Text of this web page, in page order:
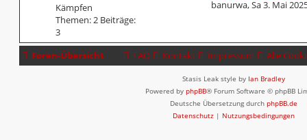
Kämpfen
Themen:2 Beiträge:
3
t
e
r
B
e
i
t
r
banurwa,Sa 3. Mai
Foren-Übersicht Alle
Impressum
Kontakt
FAQ
Stasis Leak style by Ian Bradley
Powered by phpBB® Forum Software © phpBB
Deutsche Übersetzung durch phpBB.de
Datenschutz| Nutzungsbedingungen